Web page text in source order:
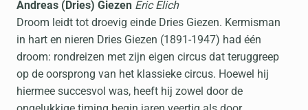
Andreas (Dries) Giezen Eric Elich
Droom leidt tot droevig einde Dries Giezen. Kermisman
in hart en nieren Dries Giezen (1891-1947) had één
droom: rondreizen met zijn eigen circus dat teruggreep
op de oorsprong van het klassieke circus. Hoewel hij
hiermee succesvol was, heeft hij zowel door de